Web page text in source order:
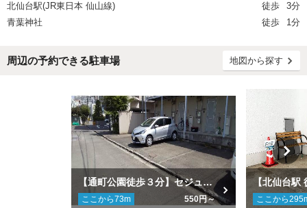
北仙台駅(JR東日本 仙山線)
徒歩
3分
青葉神社
徒歩 1分
周辺の予約できる駐車場 地図から探す
【通町公園徒歩３分】セジュール通り町駐車場
ここから73m 550円～ ここから295